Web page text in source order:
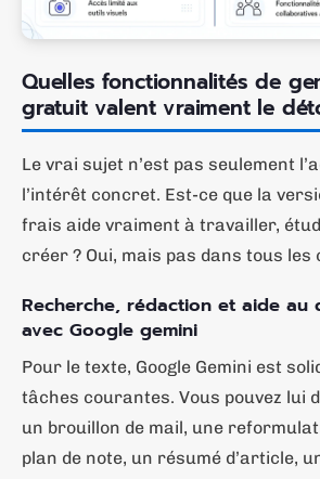
Quelles fonctionnalités de
gratuit valent vraiment le
Le vrai sujet n’est pas seulement
l’intérêt concret. Est-ce que la
frais aide vraiment à travailler,
créer ? Oui, mais pas dans tous les
Recherche, rédaction et aide au
avec Google gemini
Pour le texte, Google Gemini est
tâches courantes. Vous pouvez lui
un brouillon de mail, une
plan de note, un résumé d’article,